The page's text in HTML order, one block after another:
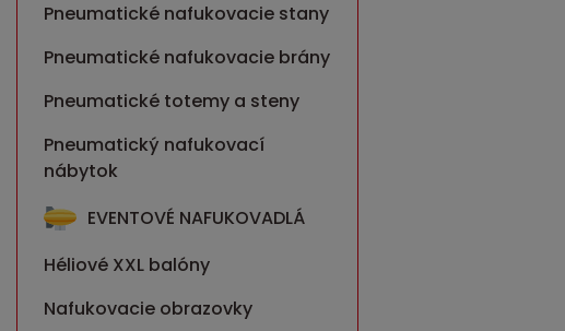
Pneumatické nafukovacie stany
Pneumatické nafukovacie brány
Pneumatické totemy a steny
Pneumatický nafukovací
nábytok
EVENTOVÉ NAFUKOVADLÁ
Héliové XXL balóny
Nafukovacie obrazovky